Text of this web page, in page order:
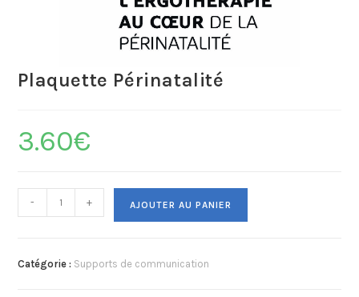
Plaquette Périnatalité
3.60€
- + AJOUTER AU PANIER
Catégorie : Supports de communication